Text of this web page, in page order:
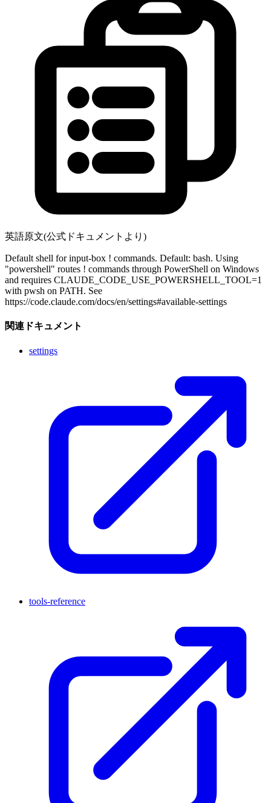
英語原文(公式ドキュメントより)
Default shell for input-box ! commands. Default: bash. Using
"powershell" routes ! commands through PowerShell on Windows
and requires CLAUDE_CODE_USE_POWERSHELL_TOOL=1
with pwsh on PATH. See
https://code.claude.com/docs/en/settings#available-settings
関連ドキュメント
settings
tools-reference